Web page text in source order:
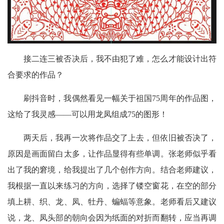
接二连三被否决后，我不由犯了难，怎么才能设计出符
合要求的作品？
刷抖音时，我偶然看见一幅关于祖国75周年的作品图，
这给了我灵感——可以用龙凤组成75的图形！
两天后，我再一次将作品交了上去，但依旧被否决了，
原因是画面留白太多，让作品显得有些单调。张老师似乎看
出了我的窘境，给我提出了几个创作方向。结合老师建议，
我根据一直以来练习的方向，选择了镂空窗花，在空的部分
填上耕、织、龙、凤、牡丹、蝙蝠等意象。老师看后又建议
说，龙、凤头部的朝向会因为纸面的对折而翻转，应当再调